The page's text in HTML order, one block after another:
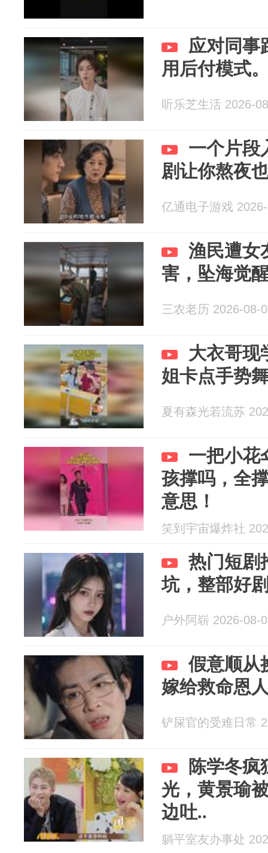
应对同事
用后付模式
听乐芝生活 2026-
一个片段
剧让你熬夜
亿通电子游戏
渔民遭女
害，坠海觉
三农老历 2026-08-
大衣哥现
姐卡点手势
夏有森光若流苏
一把小花
孩撑吗，全
意思！
笑到宇宙爆炸社
热门短剧
坑，整部好
户外阿崭 2026-08-
假意顺从
嫁给救命恩
铲屎官的受难日常
陈学冬疯
光，黄景瑜
边吐..
躺平室友办事处